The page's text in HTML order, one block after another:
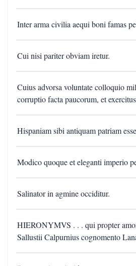
Inter arma civilia aequi boni famas
Cui nisi pariter obviam iretur.
Cuius advorsa voluntate colloquio
corruptio facta paucorum, et
Hispaniam sibi antiquam patriam
Modico quoque et eleganti imperio
Salinator in agmine occiditur.
HIERONYMVS . . . qui propter
Sallustii Calpurnius cognomento